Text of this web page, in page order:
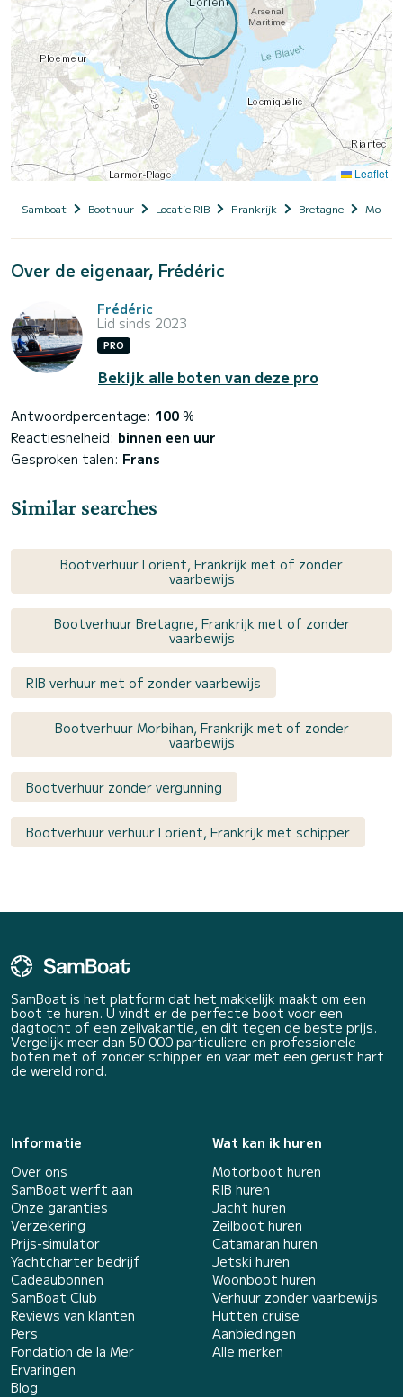
Leaflet
Samboat Boothuur Locatie RIB Frankrijk Bretagne
Over de eigenaar, Frédéric
Frédéric
Lid sinds 2023
PRO
Bekijk alle boten van deze pro
Antwoordpercentage: 100 %
Reactiesnelheid: binnen een uur
Gesproken talen: Frans
Similar searches
Bootverhuur Lorient, Frankrijk met of zonder
vaarbewijs
Bootverhuur Bretagne, Frankrijk met of zonder
vaarbewijs
RIB verhuur met of zonder vaarbewijs
Bootverhuur Morbihan, Frankrijk met of zonder
vaarbewijs
Bootverhuur zonder vergunning
Bootverhuur verhuur Lorient, Frankrijk met schipper
SamBoat is het platform dat het makkelijk maakt om een
boot te huren. U vindt er de perfecte boot voor een
dagtocht of een zeilvakantie, en dit tegen de beste prijs.
Vergelijk meer dan 50 000 particuliere en professionele
boten met of zonder schipper en vaar met een gerust hart
de wereld rond.
Informatie
Over ons
SamBoat werft aan
Onze garanties
Verzekering
Prijs-simulator
Yachtcharter bedrijf
Cadeaubonnen
SamBoat Club
Reviews van klanten
Pers
Fondation de la Mer
Ervaringen
Blog
Wat kan ik huren
Motorboot huren
RIB huren
Jacht huren
Zeilboot huren
Catamaran huren
Jetski huren
Woonboot huren
Verhuur zonder vaarbewijs
Hutten cruise
Aanbiedingen
Alle merken